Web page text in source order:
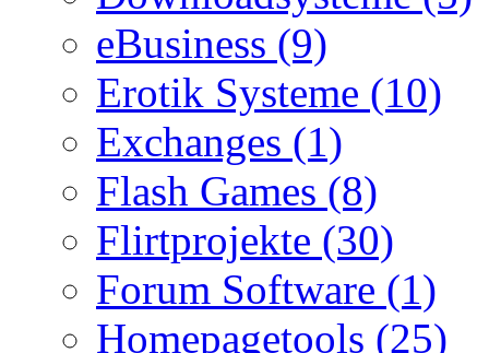
eBusiness (9)
Erotik Systeme (10)
Exchanges (1)
Flash Games (8)
Flirtprojekte (30)
Forum Software (1)
Homepagetools (25)